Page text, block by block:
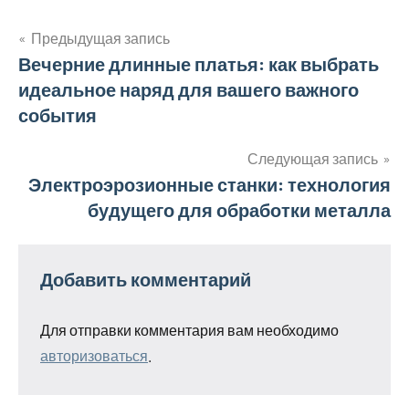
Навигация
по
Предыдущая запись
Вечерние длинные платья: как выбрать
идеальное наряд для вашего важного
события
Следующая запись
Электроэрозионные станки: технология
будущего для обработки металла
Добавить комментарий
Для отправки комментария вам необходимо
авторизоваться